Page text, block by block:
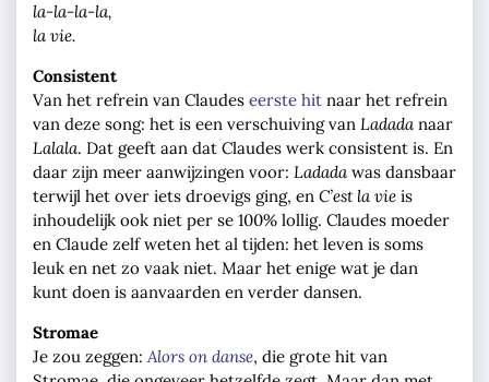
la-la-la-la,
la vie.
Consistent
Van het refrein van Claudes eerste hit naar het refrein
van deze song: het is een verschuiving van Ladada naar
Lalala. Dat geeft aan dat Claudes werk consistent is. En
daar zijn meer aanwijzingen voor: Ladada was dansbaar
terwijl het over iets droevigs ging, en C’est la vie is
inhoudelijk ook niet per se 100% lollig. Claudes moeder
en Claude zelf weten het al tijden: het leven is soms
leuk en net zo vaak niet. Maar het enige wat je dan
kunt doen is aanvaarden en verder dansen.
Stromae
Je zou zeggen: Alors on danse, die grote hit van